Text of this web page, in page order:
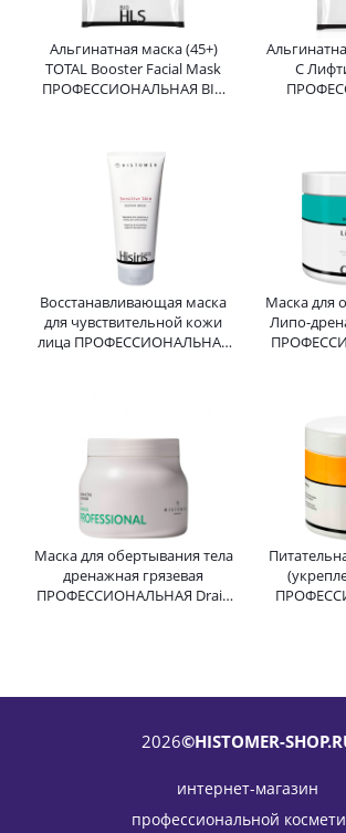
Альгинатная маска (45+)
TOTAL Booster Facial Mask
ПРОФЕССИОНАЛЬНАЯ BIO
C
Восстанавливающая маска
для чувствительной кожи
лица ПРОФЕССИОНАЛЬНАЯ
Маска для
Липо-
Маска для обертывания тела
дренажная грязевая
ПРОФЕССИОНАЛЬНАЯ Drain
2026©HISTOMER-
интернет-магазин
профессиональной